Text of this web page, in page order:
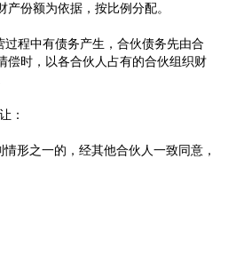
份额为依据，按比例分配。
程中有债务产生，合伙债务先由合
偿时，以各合伙人占有的合伙组织财
：
形之一的，经其他合伙人一致同意，